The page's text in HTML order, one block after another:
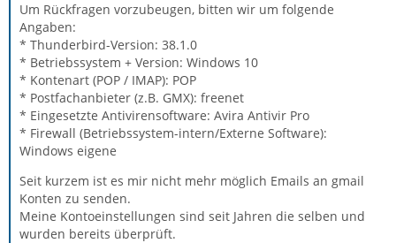
Um Rückfragen vorzubeugen, bitten wir um folgende
Angaben:
* Thunderbird-Version: 38.1.0
* Betriebssystem + Version: Windows 10
* Kontenart (POP / IMAP): POP
* Postfachanbieter (z.B. GMX): freenet
* Eingesetzte Antivirensoftware: Avira Antivir Pro
* Firewall (Betriebssystem-intern/Externe Software):
Windows eigene
Seit kurzem ist es mir nicht mehr möglich Emails an gmail
Konten zu senden.
Meine Kontoeinstellungen sind seit Jahren die selben und
wurden bereits überprüft.